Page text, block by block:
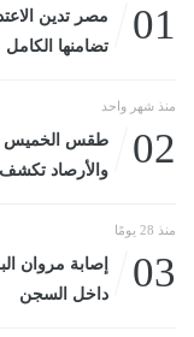
01
مصر تدين
تضامنها الكامل
منذ شهر واحد
02
والأرصاد تكشف
منذ 28 يومًا
03
إصابة مروان
داخل السجن